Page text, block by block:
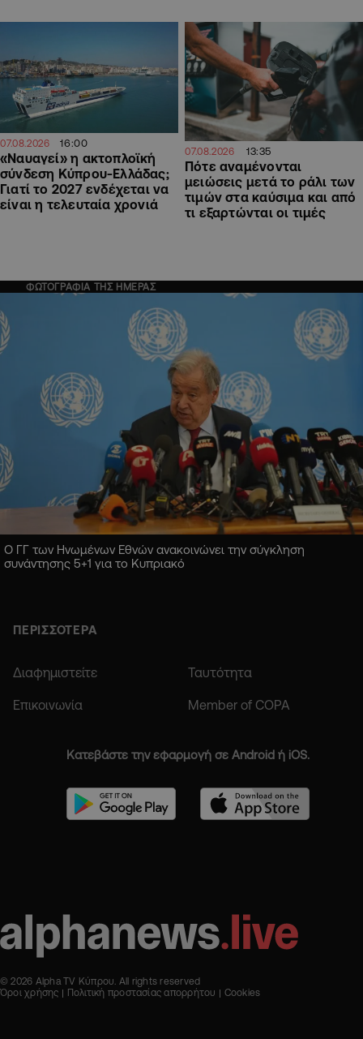
07.08.2026 16:00
«Ναυαγεί» η ακτοπλοϊκή
σύνδεση Κύπρου-Ελλάδας;
Γιατί το 2027 ενδέχεται να
είναι η τελευταία χρονιά
07.08.2026 13:35
Πότε αναμένονται
μειώσεις μετά το ράλι των
τιμών στα καύσιμα και από
τι εξαρτώνται οι τιμές
ΦΩΤΟΓΡΑΦΙΑ ΤΗΣ ΗΜΕΡΑΣ
Ο ΓΓ των Ηνωμένων Εθνών ανακοινώνει την σύγκληση
συνάντησης 5+1 για το Κυπριακό
ΠΕΡΙΣΣΟΤΕΡΑ
Διαφημιστείτε Ταυτότητα
Επικοινωνία Member of COPA
Κατεβάστε την εφαρμογή σε Android ή iOS.
© 2026 Alpha TV Κύπρου. All rights reserved
Όροι χρήσης
Πολιτική προστασίας απορρήτου Cookies